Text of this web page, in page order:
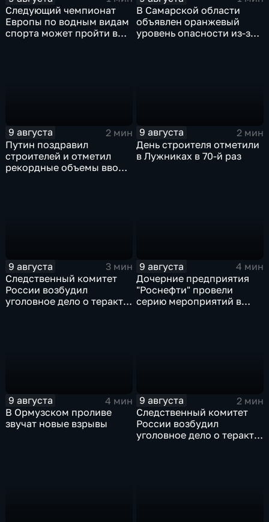
Следующий чемпионат
Европы по водным видам
спорта может пройти в
В Самарской области
объявлен оранжевый
уровень опасности из-за
9 августа
2 мин
Путин поздравил
строителей и отметил
рекордные объемы ввода
9 августа
2 мин
День строителя отметили
в Лужниках в 70-й раз
9 августа
3 мин
Следственный комитет
России возбудил
уголовное дело о теракте
9 августа
4 мин
Дочерние предприятия
"Роснефти" провели
серию мероприятий в
9 августа
4 мин
В Ормузском проливе
звучат новые взрывы
9 августа
2 мин
Следственный комитет
России возбудил
уголовное дело о теракте